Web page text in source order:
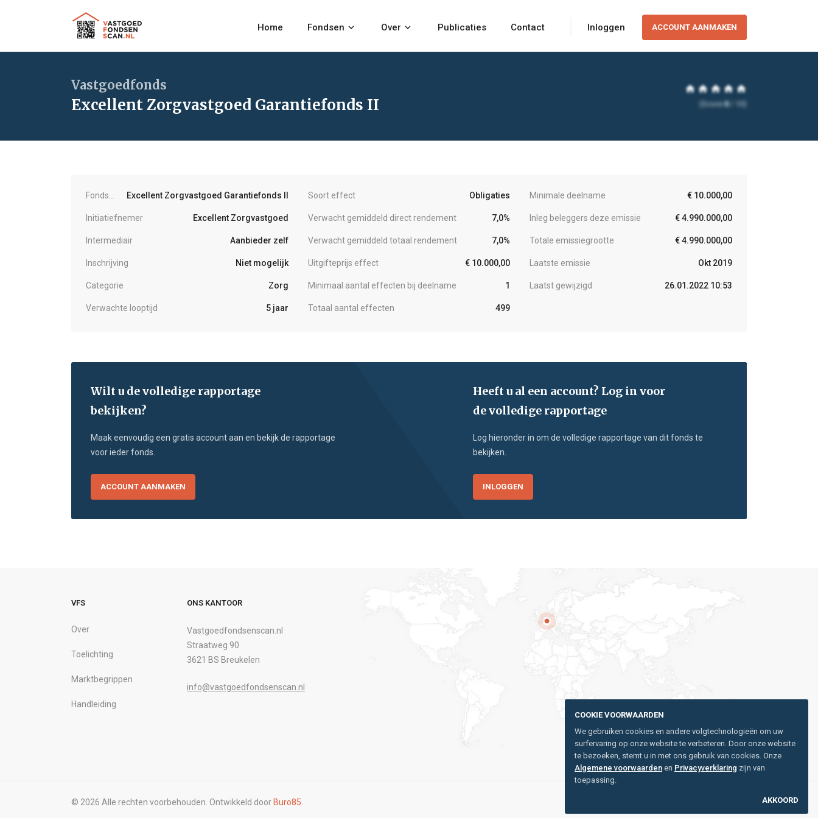
Home Fondsen keyboard_arrow_down Over keyboard_arrow_down Publicaties Contact Inloggen ACCOUNT AANMAKEN
Vastgoedfonds
Excellent Zorgvastgoed Garantiefonds II
home home home home home
(Score0/ 10)
FondsnaamExcellent Zorgvastgoed Garantiefonds II
Initiatiefnemer Excellent Zorgvastgoed
Intermediair Aanbieder zelf
Inschrijving Niet mogelijk
Categorie Zorg
Verwachte looptijd 5 jaar
Soort effect Obligaties
Verwacht gemiddeld direct rendement 7,0%
Verwacht gemiddeld totaal rendement 7,0%
Uitgifteprijs effect € 10.000,00
Minimaal aantal effecten bij deelname 1
Totaal aantal effecten 499
Minimale deelname € 10.000,00
Inleg beleggers deze emissie € 4.990.000,00
Totale emissiegrootte € 4.990.000,00
Laatste emissie Okt 2019
Laatst gewijzigd 26.01.2022 10:53
Wilt u de volledige rapportage
bekijken?
Maak eenvoudig een gratis account aan en bekijk de rapportage
voor ieder fonds.
ACCOUNT AANMAKEN
Heeft u al een account? Log in voor
de volledige rapportage
Log hieronder in om de volledige rapportage van dit fonds te
bekijken.
INLOGGEN
VFS
Over
Toelichting
Marktbegrippen
Handleiding
ONS KANTOOR
Vastgoedfondsenscan.nl
Straatweg 90
3621 BS Breukelen
info@vastgoedfondsenscan.nl
© 2026 Alle rechten voorbehouden. Ontwikkeld door Buro85.
COOKIE VOORWAARDEN
We gebruiken cookies en andere volgtechnologieën om uw
surfervaring op onze website te verbeteren. Door onze website
te bezoeken, stemt u in met ons gebruik van cookies. Onze
Algemene voorwaarden en Privacyverklaring zijn van
toepassing.
AKKOORD